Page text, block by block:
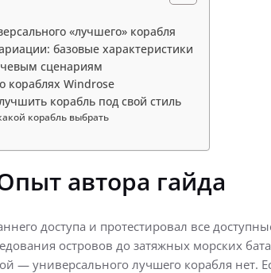
«лучшего» корабля
базовые характеристики
сценариям
кораблях Windrose
корабль под свой стиль
корабль выбрать
автора гайда
доступа и протестировал все
островов до затяжных морских
— универсального лучшего корабля нет.